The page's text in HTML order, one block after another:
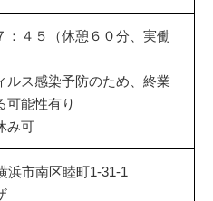
４５（休憩６０分、実働
ス感染予防のため、終業
可能性有り
み可
市南区睦町1-31-1